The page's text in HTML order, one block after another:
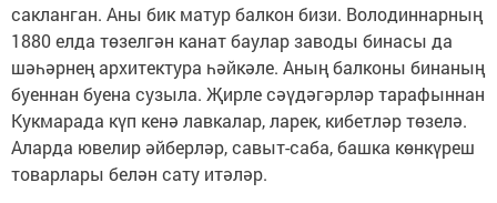
сакланган. Аны бик матур балкон бизи. Володиннарның
1880 елда төзелгән канат баулар заводы бинасы да
шәһәрнең архитектура һәйкәле. Аның балконы бинаның
буеннан буена сузыла. Җирле сәүдәгәрләр тарафыннан
Кукмарада күп кенә лавкалар, ларек, кибетләр төзелә.
Аларда ювелир әйберләр, савыт-саба, башка көнкүреш
товарлары белән сату итәләр.